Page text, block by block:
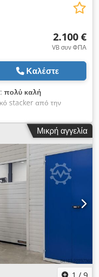
2.100 €
VB συν ΦΠΑ
Καλέστε
πολύ καλή
stacker από την
mm, με φορτιστή Ώρες
Hh T Rsk Dswa
Μικρή αγγελία